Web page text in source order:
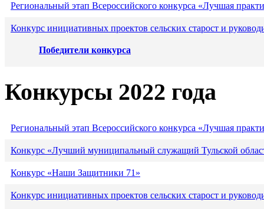
Региональный этап Всероссийского конкурса «Лучшая
Конкурс инициативных проектов сельских старост и
Победители конкурса
Конкурсы 2022 года
Региональный этап Всероссийского конкурса «Лучшая
Конкурс «Лучший муниципальный служащий Тульской
Конкурс «Наши Защитники 71»
Конкурс инициативных проектов сельских старост и